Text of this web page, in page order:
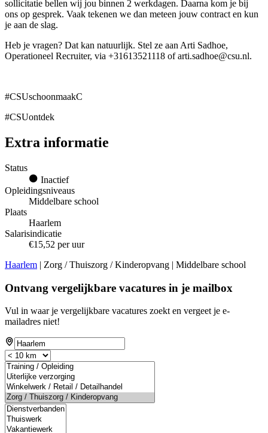
sollicitatie bellen wij jou binnen 2 werkdagen. Daarna kom je bij
ons op gesprek. Vaak tekenen we dan meteen jouw contract en kun
je aan de slag.
Heb je vragen? Dat kan natuurlijk. Stel ze aan Arti Sadhoe,
Operationeel Recruiter, via +31613521118 of arti.sadhoe@csu.nl.
#CSUschoonmaakC
#CSUontdek
Extra informatie
Status
Inactief
Opleidingsniveaus
Middelbare school
Plaats
Haarlem
Salarisindicatie
€15,52 per uur
Haarlem | Zorg / Thuiszorg / Kinderopvang | Middelbare school
Ontvang vergelijkbare vacatures in je mailbox
Vul in waar je vergelijkbare vacatures zoekt en vergeet je e-
mailadres niet!